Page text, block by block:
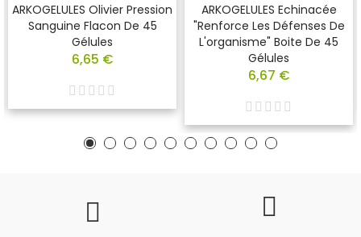
ARKOGELULES Olivier Pression
Sanguine Flacon De 45
Gélules
6,65 €
ARKOGELULES Echinacée
"renforce Les Défenses De
L'organisme" Boite De 45
Gélules
6,67 €